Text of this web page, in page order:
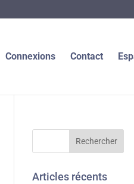
Connexions Contact
Articles récents